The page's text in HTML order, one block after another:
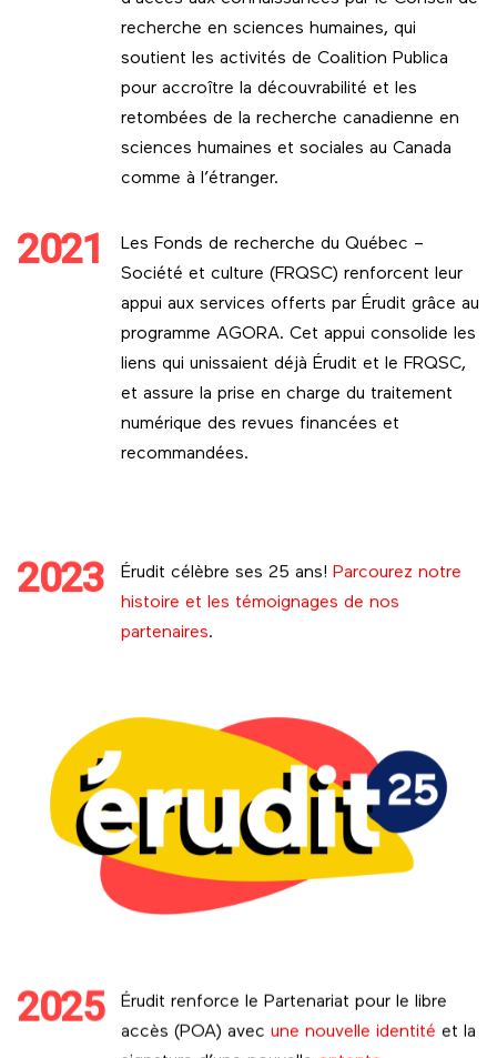
recherche en sciences humaines, qui
soutient les activités de Coalition Publica
pour accroître la découvrabilité et les
retombées de la recherche canadienne en
sciences humaines et sociales au Canada
comme à l’étranger.
2021
Les Fonds de recherche du Québec –
Société et culture (FRQSC) renforcent leur
appui aux services offerts par Érudit grâce au
programme AGORA. Cet appui consolide les
liens qui unissaient déjà Érudit et le FRQSC,
et assure la prise en charge du traitement
numérique des revues financées et
recommandées.
2023 Érudit célèbre ses 25 ans! Parcourez notre
histoire et les témoignages de nos
partenaires.
2025
Érudit renforce le Partenariat pour le libre
accès (POA) avec une nouvelle identité et la